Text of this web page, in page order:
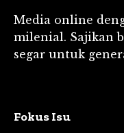
Media online
milenial. Sajikan
segar untuk
Fokus Isu